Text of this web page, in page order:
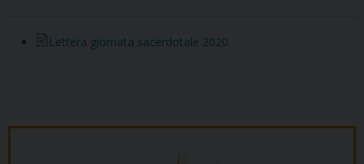
Lettera giornata sacerdotale 2020